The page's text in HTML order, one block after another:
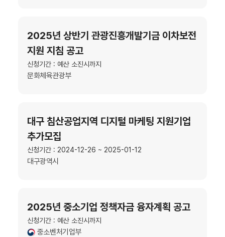
2025년 상반기 관광진흥개발기금 이차보전
지원 지침 공고
신청기간 : 예산 소진시까지
문화체육관광부
대구 침산공업지역 디지털 마케팅 지원기업
추가모집
신청기간 : 2024-12-26 ~ 2025-01-12
대구광역시
2025년 중소기업 정책자금 융자계획 공고
신청기간 : 예산 소진시까지
중소벤처기업부